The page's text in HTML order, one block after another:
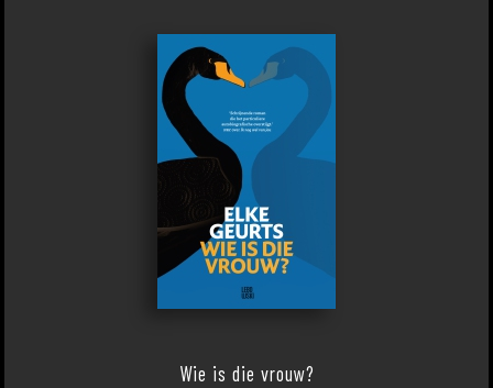
Wie is die vrouw?